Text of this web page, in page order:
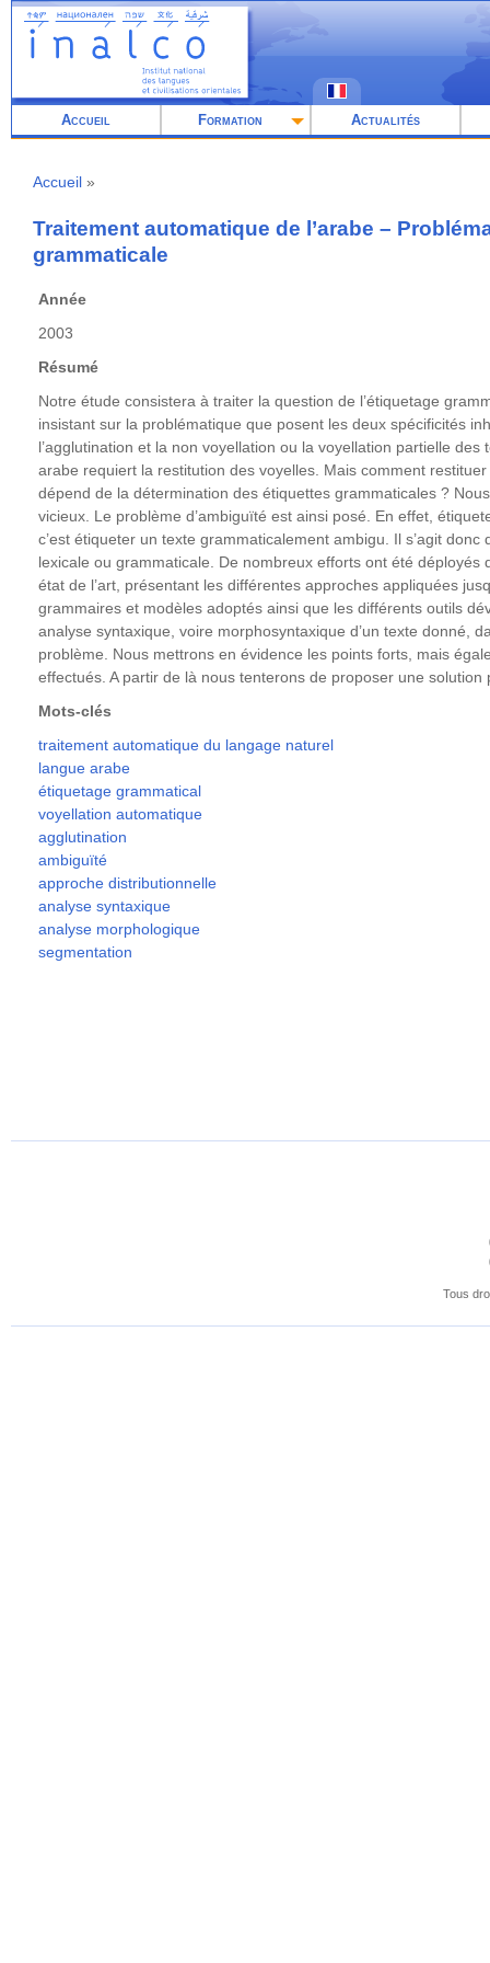
Aller
contenu
Accueil Formation Actualités
d'Ariane
Accueil
Traitement automatique de l’arabe –
grammaticale
Année
2003
Résumé
Notre étude consistera à traiter la question de l’étiquetage
insistant sur la problématique que posent les deux spécificités
l’agglutination et la non voyellation ou la voyellation partielle des
arabe requiert la restitution des voyelles. Mais comment
dépend de la détermination des étiquettes grammaticales ?
vicieux. Le problème d’ambiguïté est ainsi posé. En effet,
c’est étiqueter un texte grammaticalement ambigu. Il s’agit donc
lexicale ou grammaticale. De nombreux efforts ont été déployés
état de l’art, présentant les différentes approches appliquées
grammaires et modèles adoptés ainsi que les différents outils
analyse syntaxique, voire morphosyntaxique d’un texte donné,
problème. Nous mettrons en évidence les points forts, mais
effectués. A partir de là nous tenterons de proposer une solution
Mots-clés
traitement automatique du langage naturel
langue arabe
étiquetage grammatical
voyellation automatique
agglutination
ambiguïté
approche distributionnelle
analyse syntaxique
analyse morphologique
segmentation
Tous